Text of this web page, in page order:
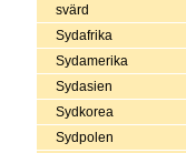
svärd
Sydafrika
Sydamerika
Sydasien
Sydkorea
Sydpolen